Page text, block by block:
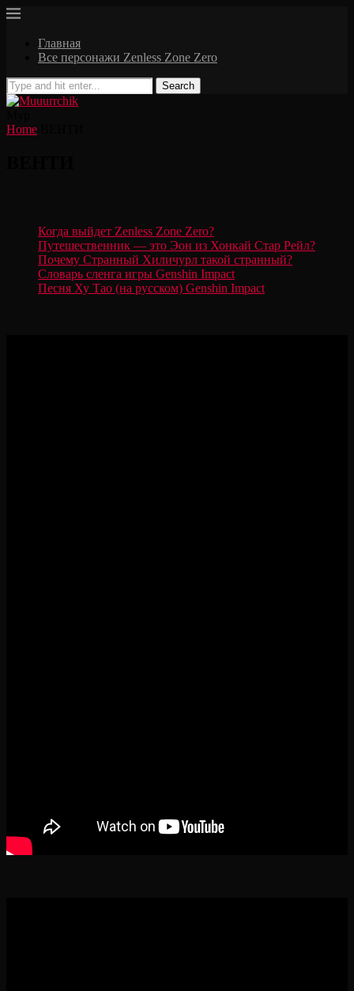
Главная
Все персонажи Zenless Zone Zero
Search
Home
Когда выйдет Zenless Zone Zero?
Путешественник — это Эон из Хонкай Стар Рейл?
Почему Странный Хиличурл такой странный?
Словарь сленга игры Genshin Impact
Песня Ху Тао (на русском) Genshin Impact